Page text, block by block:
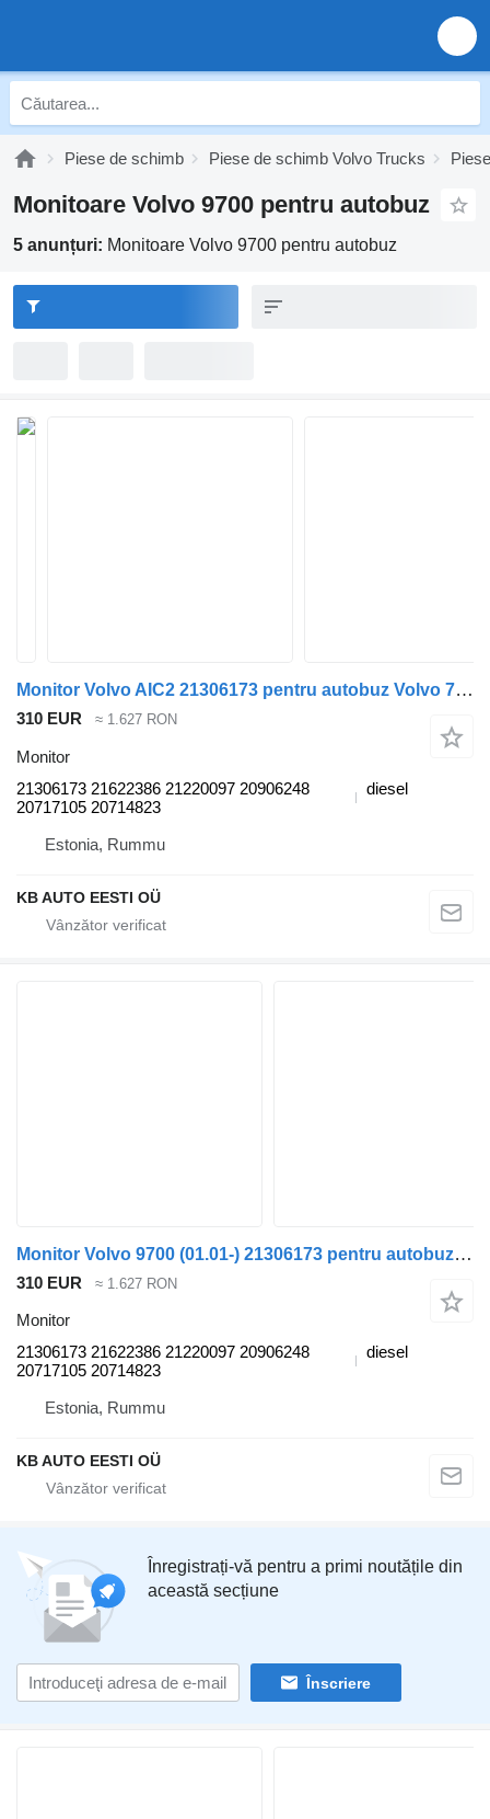
Piese de schimb Piese de schimb Volvo Trucks
Monitoare Volvo 9700 pentru autobuz
5 anunțuri: Monitoare Volvo 9700 pentru autobuz
Monitor Volvo AIC2 21306173 pentru autobuz Volvo 7700-9900 9700 bus (1999-)
310 EUR ≈ 1.627 RON
Monitor
21306173 21622386 21220097 20906248
20717105 20714823
diesel
Estonia, Rummu
KB AUTO EESTI OÜ
Monitor Volvo 9700 (01.01-) 21306173 pentru autobuz Volvo 7700-9900 bus (1999-)
310 EUR ≈ 1.627 RON
Monitor
21306173 21622386 21220097 20906248
20717105 20714823
diesel
Estonia, Rummu
KB AUTO EESTI OÜ
Înregistrați-vă pentru a primi noutățile din
această secțiune
Înscriere